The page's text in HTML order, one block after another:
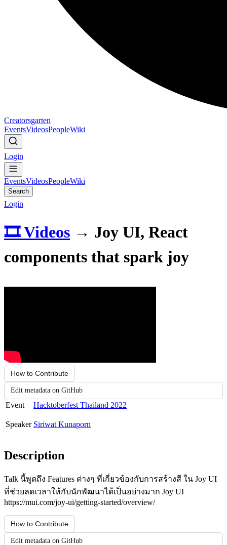
Creatorsgarten
EventsVideosPeopleWiki
Login
EventsVideosPeopleWiki
Search
Login
🎞️ Videos → Joy UI, React
components that spark joy
How to Contribute
Edit metadata on GitHub
Event Hacktoberfest Thailand 2022
Speaker Siriwat Kunaporn
Description
Talk นี้พูดถึง Features ต่างๆ ที่เกี่ยวข้องกับการสร้างสี ใน Joy UI
ที่ช่วยลดเวลาให้กับนักพัฒนาได้เป็นอย่างมาก Joy UI
https://mui.com/joy-ui/getting-started/overview/
How to Contribute
Edit metadata on GitHub